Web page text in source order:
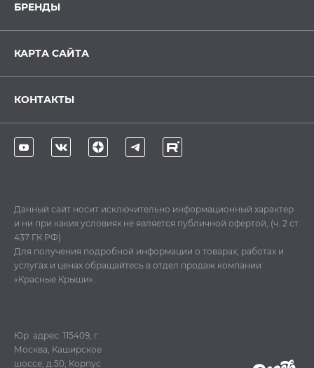
БРЕНДЫ
КАРТА САЙТА
КОНТАКТЫ
Данный сайт носит исключительно информационный характер
и ни при каких условиях не является публичной офертой, (ч. 2 ст.
437 ГК РФ)
Для получения подробной информации о товарах, работах и
услугах и ценах обращайтесь в отдел продаж компании
«Красные Крыши».
Юр. адрес: 115409, г.
Москва, Каширское
шоссе, д.50, Корпус